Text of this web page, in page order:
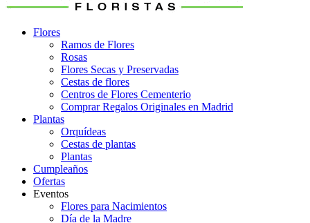
Flores
Ramos de Flores
Rosas
Flores Secas y Preservadas
Cestas de flores
Centros de Flores Cementerio
Comprar Regalos Originales en Madrid
Plantas
Orquídeas
Cestas de plantas
Plantas
Cumpleaños
Ofertas
Eventos
Flores para Nacimientos
Día de la Madre